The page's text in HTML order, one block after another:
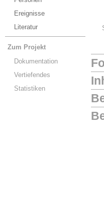
Ereignisse
Literatur
Zum Projekt
Dokumentation
Vertiefendes
Statistiken